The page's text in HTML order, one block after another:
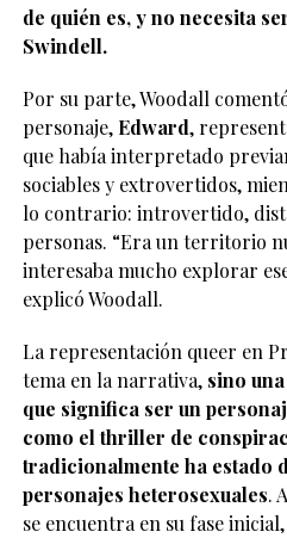
de quién es, y no necesita
Swindell.
Por su parte, Woodall
personaje, Edward,
que había interpretado
sociables y extrovertidos,
lo contrario: introvertido,
personas. “Era un territorio
interesaba mucho explorar
explicó Woodall.
La representación queer en
tema en la narrativa, sino
que significa ser un
como el thriller de
tradicionalmente ha estado
personajes heterosexuales.
se encuentra en su fase